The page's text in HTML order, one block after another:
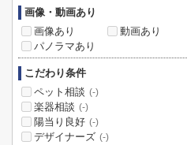
画像・動画あり
画像あり
動画あり
パノラマあり
こだわり条件
ペット相談 (-)
楽器相談 (-)
陽当り良好 (-)
デザイナーズ (-)